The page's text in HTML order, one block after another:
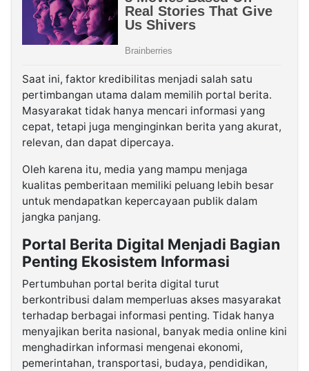
Saat ini, faktor kredibilitas menjadi salah satu
pertimbangan utama dalam memilih portal berita.
Masyarakat tidak hanya mencari informasi yang
cepat, tetapi juga menginginkan berita yang akurat,
relevan, dan dapat dipercaya.
Oleh karena itu, media yang mampu menjaga
kualitas pemberitaan memiliki peluang lebih besar
untuk mendapatkan kepercayaan publik dalam
jangka panjang.
Portal Berita Digital Menjadi Bagian
Penting Ekosistem Informasi
Pertumbuhan portal berita digital turut
berkontribusi dalam memperluas akses masyarakat
terhadap berbagai informasi penting. Tidak hanya
menyajikan berita nasional, banyak media online kini
menghadirkan informasi mengenai ekonomi,
pemerintahan, transportasi, budaya, pendidikan,